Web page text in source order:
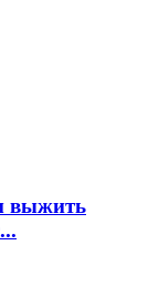
выжить